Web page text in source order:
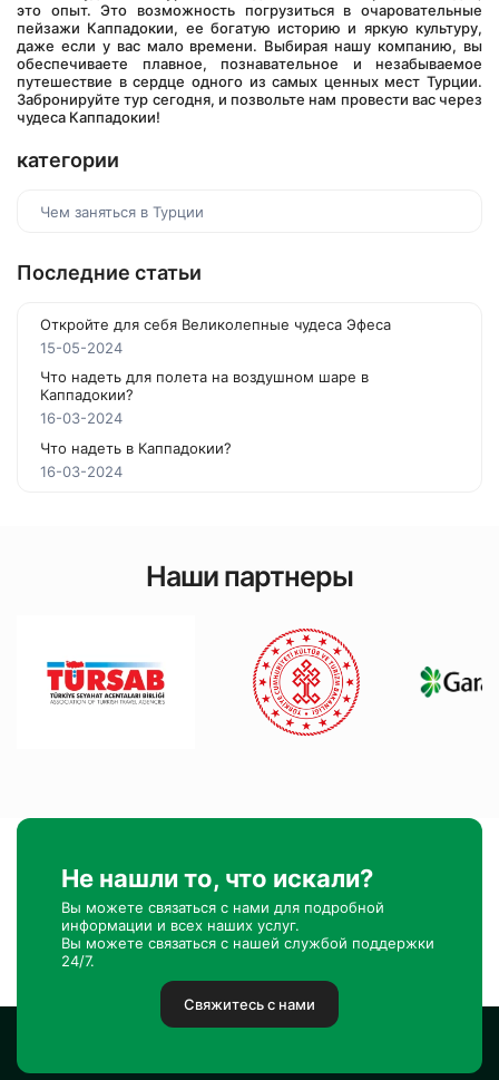
это опыт. Это возможность погрузиться в очаровательные
пейзажи Каппадокии, ее богатую историю и яркую культуру,
даже если у вас мало времени. Выбирая нашу компанию, вы
обеспечиваете плавное, познавательное и незабываемое
путешествие в сердце одного из самых ценных мест Турции.
Забронируйте тур сегодня, и позвольте нам провести вас через
чудеса Каппадокии!
категории
Чем заняться в Турции
Последние статьи
Откройте для себя Великолепные чудеса Эфеса
15-05-2024
Что надеть для полета на воздушном шаре в
Каппадокии?
16-03-2024
Что надеть в Каппадокии?
16-03-2024
Наши партнеры
Не нашли то, что искали?
Вы можете связаться с нами для подробной
информации и всех наших услуг.
Вы можете связаться с нашей службой поддержки
24/7.
Свяжитесь с нами